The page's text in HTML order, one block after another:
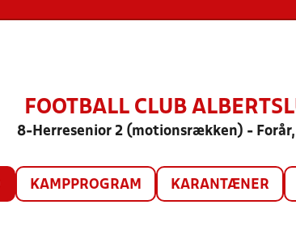
FOOTBALL CLUB
8-Herresenior 2 (motionsrækken) -
KAMPPROGRAM KARANTÆNER